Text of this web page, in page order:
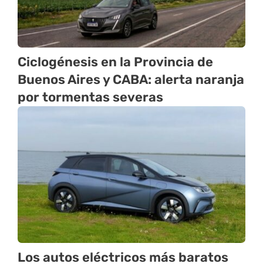
Ciclogénesis en la Provincia de
Buenos Aires y CABA: alerta naranja
por tormentas severas
Los autos eléctricos más baratos